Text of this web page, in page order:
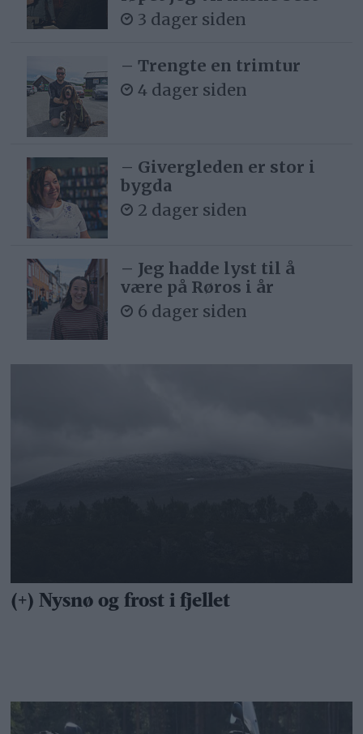
3 dager siden
– Trengte en trimtur
4 dager siden
– Givergleden er stor i
bygda
2 dager siden
– Jeg hadde lyst til å
være på Røros i år
6 dager siden